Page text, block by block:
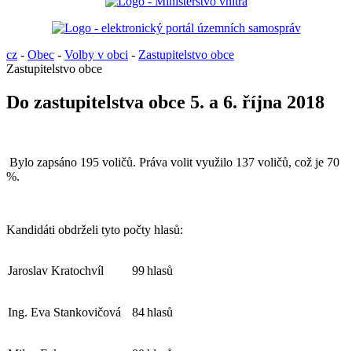
cz - Obec - Volby v obci - Zastupitelstvo obce
Zastupitelstvo obce
Do zastupitelstva obce 5. a 6. října 2018
Bylo zapsáno 195 voličů. Práva volit využilo 137 voličů, což je 70
%.
Kandidáti obdrželi tyto počty hlasů:
Jaroslav Kratochvíl 99hlasů
Ing. Eva Stankovičová 84hlasů